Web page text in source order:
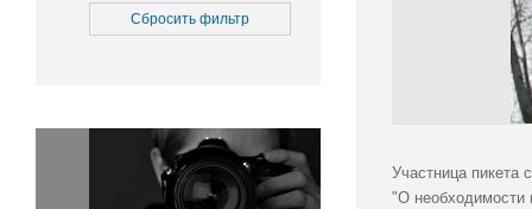
Медицина
Окружающая среда
Политика
Правосудие
Сбросить фильтр
Участница пикета
"О необходимости